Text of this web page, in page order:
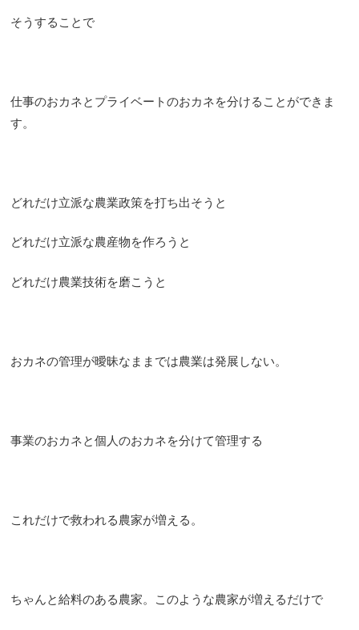
そうすることで
仕事のおカネとプライベートのおカネを分けることができま
す。
どれだけ立派な農業政策を打ち出そうと
どれだけ立派な農産物を作ろうと
どれだけ農業技術を磨こうと
おカネの管理が曖昧なままでは農業は発展しない。
事業のおカネと個人のおカネを分けて管理する
これだけで救われる農家が増える。
ちゃんと給料のある農家。このような農家が増えるだけで